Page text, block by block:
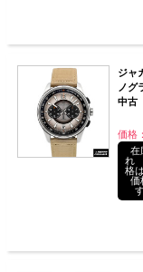
ジャ
ノグ
中古
価格
在
れ
格
価